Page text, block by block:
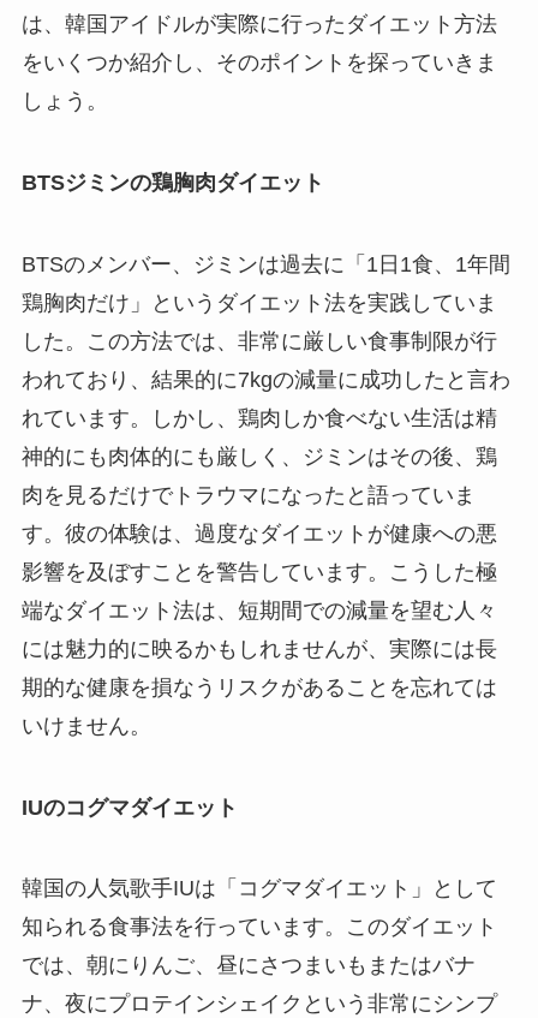
は、韓国アイドルが実際に行ったダイエット方法
をいくつか紹介し、そのポイントを探っていきま
しょう。
BTSジミンの鶏胸肉ダイエット
BTSのメンバー、ジミンは過去に「1日1食、1年間
鶏胸肉だけ」というダイエット法を実践していま
した。この方法では、非常に厳しい食事制限が行
われており、結果的に7kgの減量に成功したと言わ
れています。しかし、鶏肉しか食べない生活は精
神的にも肉体的にも厳しく、ジミンはその後、鶏
肉を見るだけでトラウマになったと語っていま
す。彼の体験は、過度なダイエットが健康への悪
影響を及ぼすことを警告しています。こうした極
端なダイエット法は、短期間での減量を望む人々
には魅力的に映るかもしれませんが、実際には長
期的な健康を損なうリスクがあることを忘れては
いけません。
IUのコグマダイエット
韓国の人気歌手IUは「コグマダイエット」として
知られる食事法を行っています。このダイエット
では、朝にりんご、昼にさつまいもまたはバナ
ナ、夜にプロテインシェイクという非常にシンプ